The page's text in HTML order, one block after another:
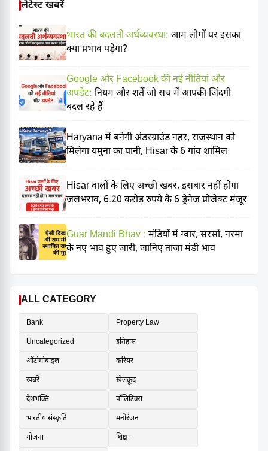
लेटेस्ट खबरें
भारत की बदलती अर्थव्यवस्था: आम लोगों पर इसका
क्या प्रभाव पड़ेगा?
Google और Facebook की नई नीतियां और
अपडेट: नियम और शर्तें जो सच में आपकी जिंदगी
बदल रहे हैं
Haryana में बनेगी अंडरग्राउंड नहर, राजस्थान को
मिलेगा यमुना का पानी, Hisar के 6 गांव शामिल
Hisar वालों के लिए अच्छी खबर, इसबार नहीं होगा
जलभराव, 6.20 करोड़ रुपये के 6 ड्रेनेज प्रोजेक्ट मंजूर
Guar Mandi Bhav : मंडियों में ग्वार, सरसों, नरमा
के नए भाव हुए जारी, जानिए ताजा मंडी भाव
ALL CATEGORY
Bank
Property Law
Uncategorized
इतिहास
ऑटोमोबाइल
करियर
खबरें
खेलकूद
देशभक्ति
पॉलिटिक्स
भारतीय संस्कृति
मनोरंजन
योजना
शिक्षा